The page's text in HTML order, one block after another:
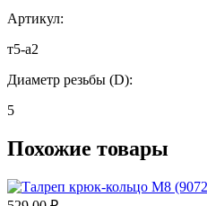
Артикул:
т5-а2
Диаметр резьбы (D):
5
Похожие товары